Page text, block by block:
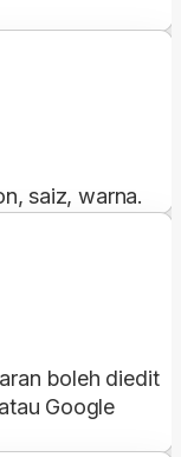
saiz, warna.
boleh diedit
Google